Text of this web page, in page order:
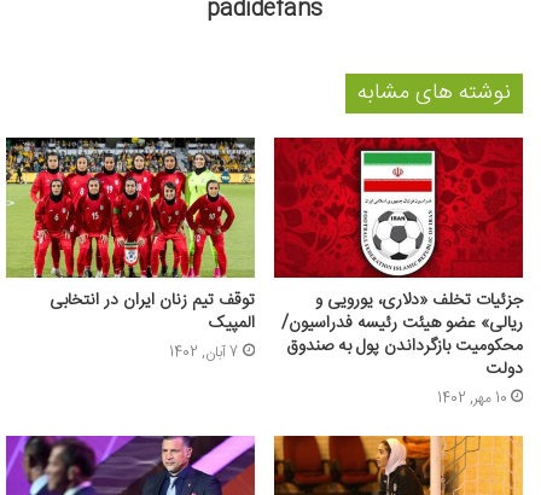
padidefans
نوشته های مشابه
جزئیات تخلف «دلاری، یورویی و
ریالی» عضو هیئت رئیسه فدراسیون/
محکومیت بازگرداندن پول به صندوق
دولت
10 مهر, 1402
توقف تیم زنان ایران در انتخابی
المپیک
7 آبان, 1402